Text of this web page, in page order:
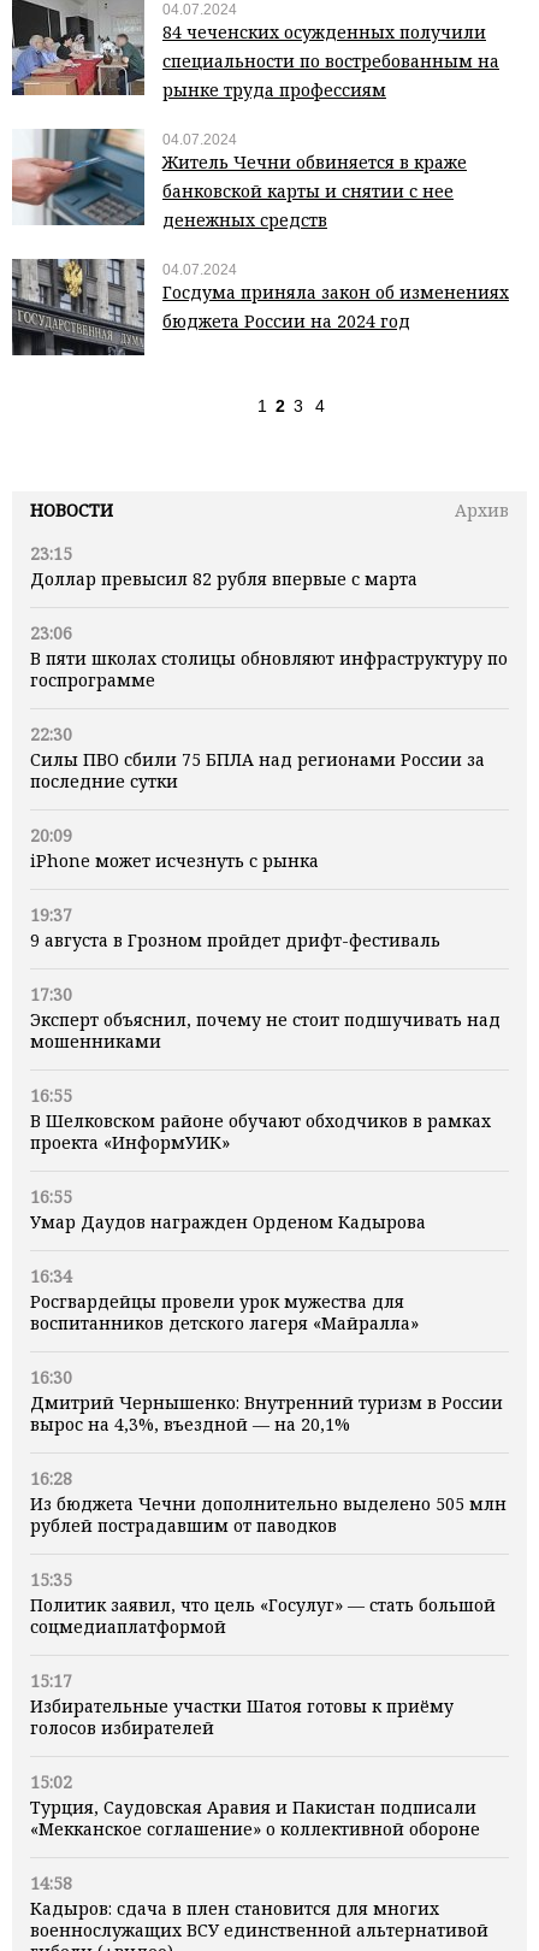
НОВОСТИ
Архив
23:15
Доллар превысил 82 рубля впервые с марта
23:06
В пяти школах столицы обновляют инфраструктуру по
госпрограмме
22:30
Силы ПВО сбили 75 БПЛА над регионами России за
последние сутки
20:09
iPhone может исчезнуть с рынка
19:37
9 августа в Грозном пройдет дрифт-фестиваль
17:30
Эксперт объяснил, почему не стоит подшучивать над
мошенниками
16:55
В Шелковском районе обучают обходчиков в рамках
проекта «ИнформУИК»
16:55
Умар Даудов награжден Орденом Кадырова
16:34
Росгвардейцы провели урок мужества для
воспитанников детского лагеря «Майралла»
16:30
Дмитрий Чернышенко: Внутренний туризм в России
вырос на 4,3%, въездной — на 20,1%
16:28
Из бюджета Чечни дополнительно выделено 505 млн
рублей пострадавшим от паводков
15:35
Политик заявил, что цель «Госулуг» — стать большой
соцмедиаплатформой
15:17
Избирательные участки Шатоя готовы к приёму
голосов избирателей
15:02
Турция, Саудовская Аравия и Пакистан подписали
«Мекканское соглашение» о коллективной обороне
14:58
Кадыров: сдача в плен становится для многих
военнослужащих ВСУ единственной альтернативой
04.07.2024
84 чеченских осужденных получили
специальности по востребованным на
рынке труда профессиям
04.07.2024
Житель Чечни обвиняется в краже
банковской карты и снятии с нее
денежных средств
04.07.2024
Госдума приняла закон об изменениях
бюджета России на 2024 год
1 2 3 4